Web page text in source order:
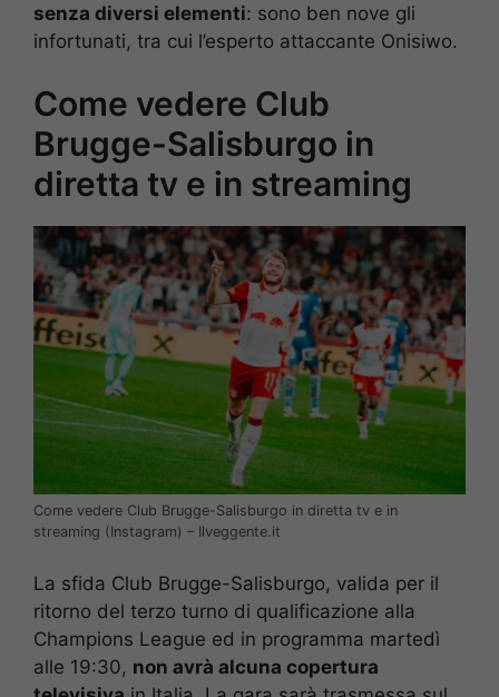
senza diversi elementi: sono ben nove gli
infortunati, tra cui l’esperto attaccante Onisiwo.
Come vedere Club
Brugge-Salisburgo in
diretta tv e in streaming
Come vedere Club Brugge-Salisburgo in diretta tv e in
streaming (Instagram) – Ilveggente.it
La sfida Club Brugge-Salisburgo, valida per il
ritorno del terzo turno di qualificazione alla
Champions League ed in programma martedì
alle 19:30, non avrà alcuna copertura